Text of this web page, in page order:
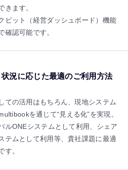
きます。
ピット（経営ダッシュボード）機能
確認可能です。
況に応じた最適のご利用方法
ての活用はもちろん、現地システム
を通じて“見える化”を実現。
ルONEシステムとして利用、シェア
テムとして利用等、貴社課題に最適
す。